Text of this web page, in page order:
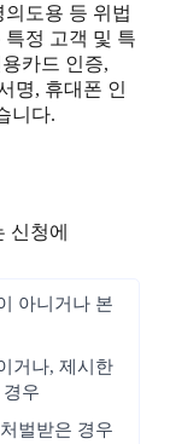
도용 등 위법
정 고객 및 특
카드 인증,
명, 휴대폰 인
니다.
신청에
아니거나 본
거나, 제시한
우
벌받은 경우